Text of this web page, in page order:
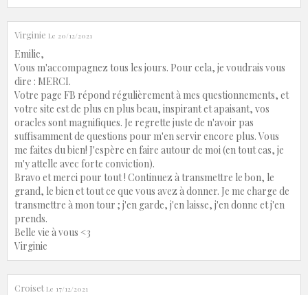
Virginie Le 20/12/2021
Emilie,
Vous m'accompagnez tous les jours. Pour cela, je voudrais vous
dire : MERCI.
Votre page FB répond régulièrement à mes questionnements, et
votre site est de plus en plus beau, inspirant et apaisant, vos
oracles sont magnifiques. Je regrette juste de n'avoir pas
suffisamment de questions pour m'en servir encore plus. Vous
me faites du bien! J'espère en faire autour de moi (en tout cas, je
m'y attelle avec forte conviction).
Bravo et merci pour tout ! Continuez à transmettre le bon, le
grand, le bien et tout ce que vous avez à donner. Je me charge de
transmettre à mon tour ; j'en garde, j'en laisse, j'en donne et j'en
prends.
Belle vie à vous <3
Virginie
Croiset Le 17/12/2021